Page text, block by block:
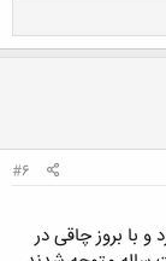
#6
با بروز چاقی در